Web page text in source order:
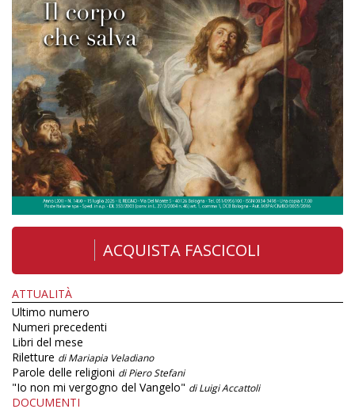
ACQUISTA FASCICOLI
ATTUALITÀ
Ultimo numero
Numeri precedenti
Libri del mese
Riletture di Mariapia Veladiano
Parole delle religioni di Piero Stefani
"Io non mi vergogno del Vangelo" di Luigi Accattoli
DOCUMENTI